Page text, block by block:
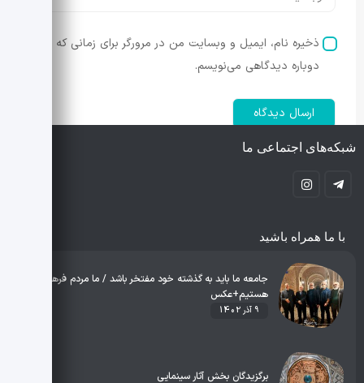
ذخیره نام، ایمیل و وبسایت من در مرورگر برای زمانی که
دوباره دیدگاهی می‌نویسم.
شبکه‌های اجتماعی ما
با ما همراه باشید
جامعه ما باید به گذشته خود مفتخر باشد / ما مردم فرهنگی
هستیم+عکس
9 آذر 1402
برگزیدگان بخش آثار سینمایی